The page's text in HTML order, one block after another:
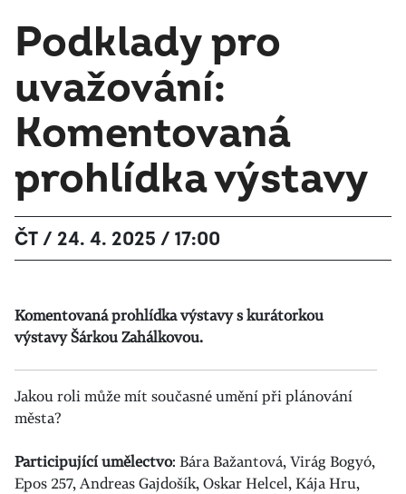
Podklady pro
uvažování:
Komentovaná
prohlídka výstavy
ČT / 24. 4. 2025 / 17:00
Komentovaná prohlídka výstavy s kurátorkou
výstavy Šárkou Zahálkovou.
Jakou roli může mít současné umění při plánování
města?
Participující umělectvo: Bára Bažantová,Virág Bogyó,
Epos 257, Andreas Gajdošík, Oskar Helcel, Kája Hru,